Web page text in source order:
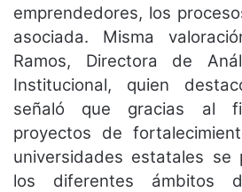
emprendedores, los
asociada. Misma
Ramos, Directora de
Institucional, quien
señaló que gracias al
proyectos de
universidades estatales se
los diferentes ámbitos